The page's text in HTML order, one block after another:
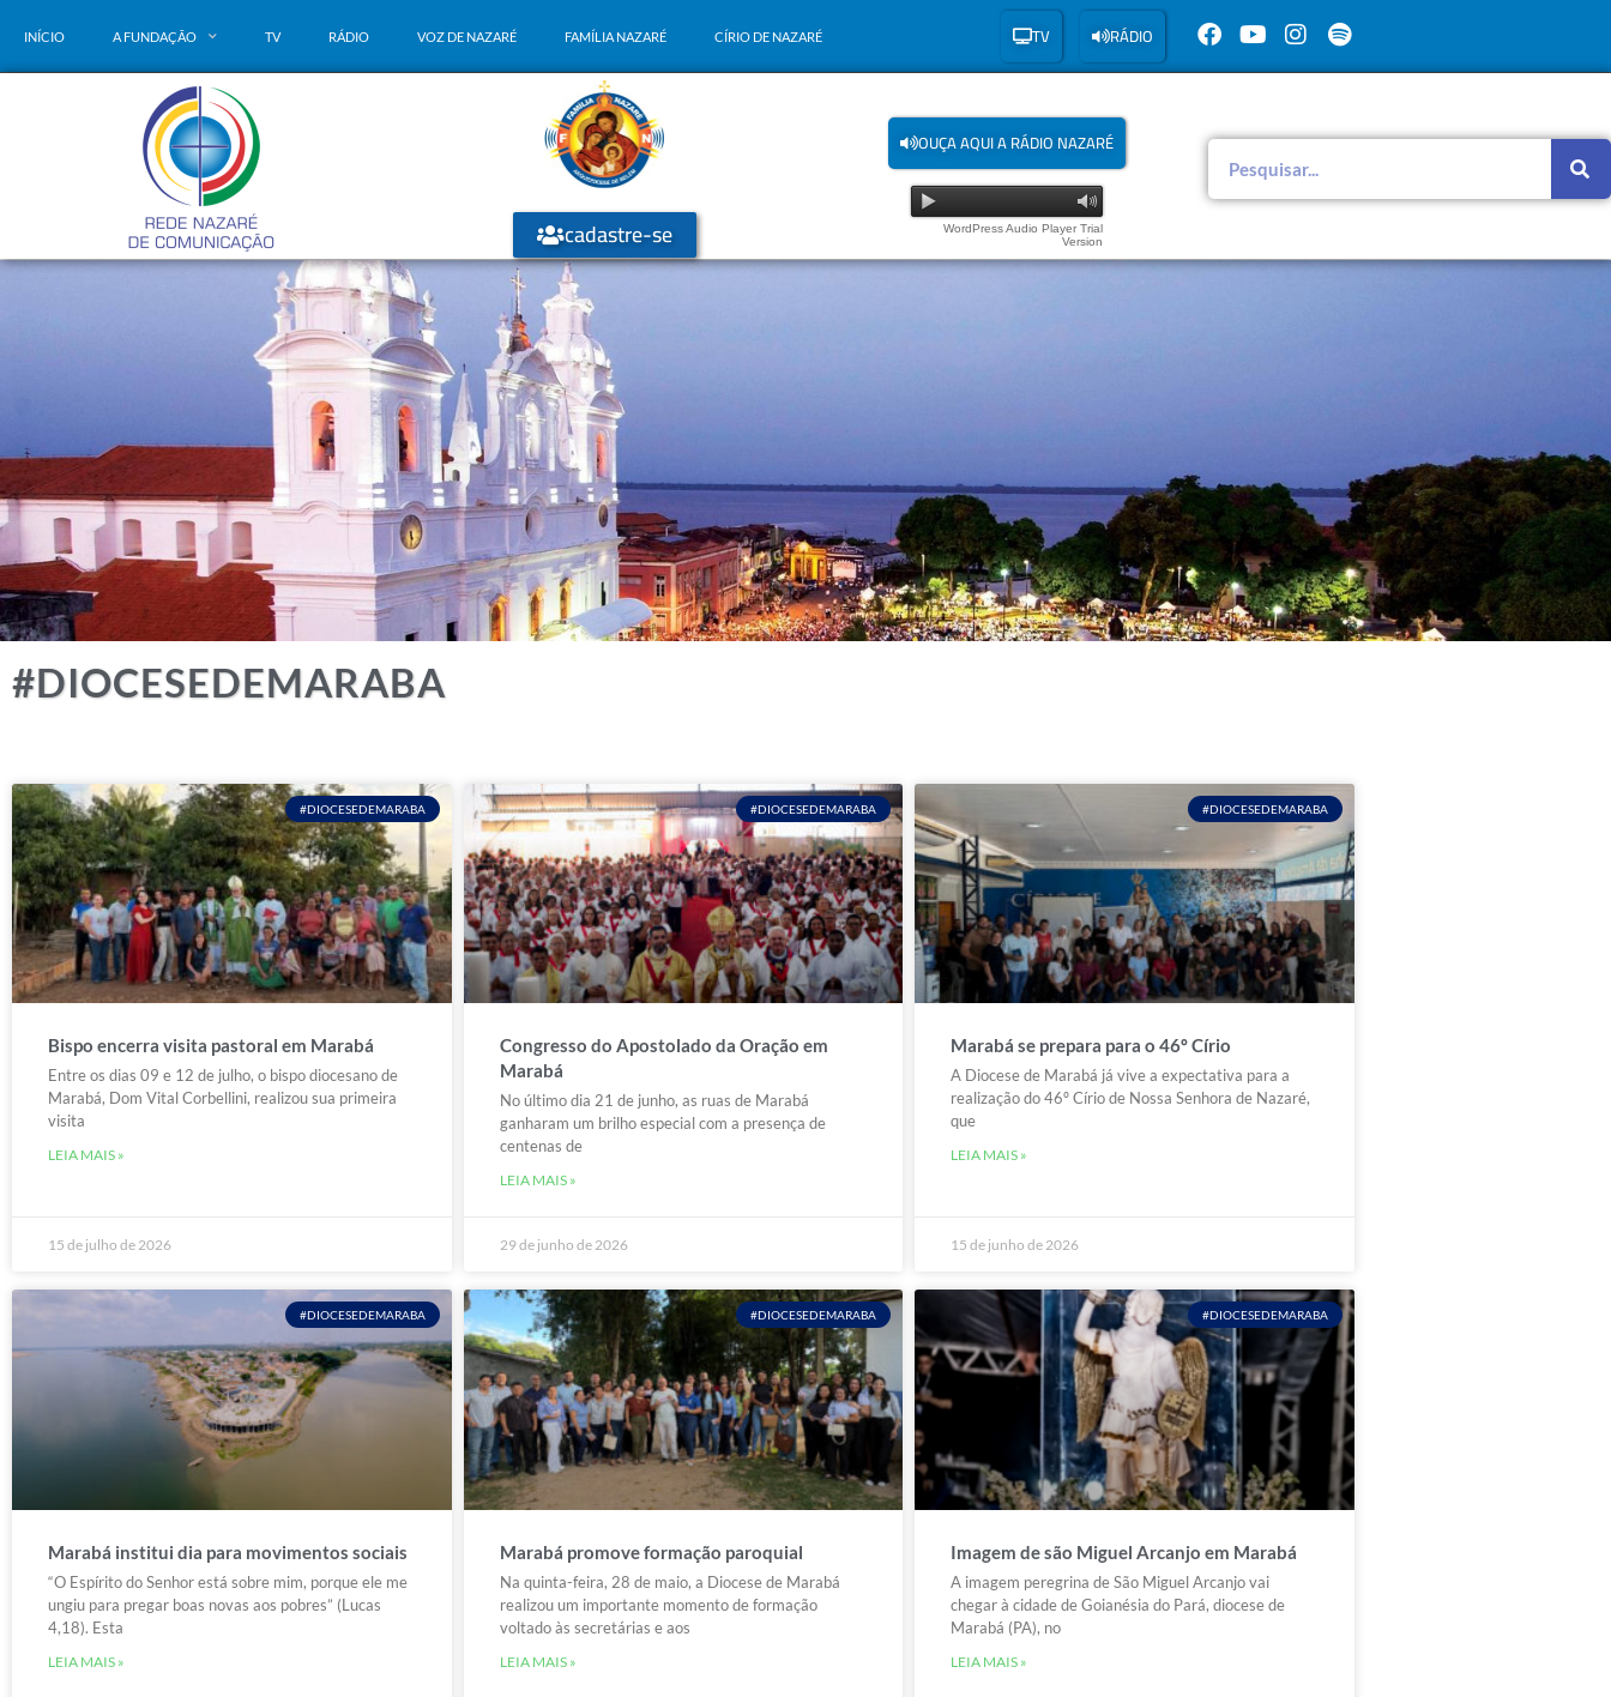
INÍCIO A FUNDAÇÃO TV RÁDIO VOZ DE NAZARÉ FAMÍLIA NAZARÉ CÍRIO DE NAZARÉ TV RÁDIO
cadastre-se
OUÇA AQUI A RÁDIO NAZARÉ
WordPress Audio Player Trial
Version
#DIOCESEDEMARABA
#DIOCESEDEMARABA
Bispo encerra visita pastoral em Marabá
Entre os dias 09 e 12 de julho, o bispo diocesano de
Marabá, Dom Vital Corbellini, realizou sua primeira
visita
LEIA MAIS »
15 de julho de 2026
#DIOCESEDEMARABA
Congresso do Apostolado da Oração em
Marabá
No último dia 21 de junho, as ruas de Marabá
ganharam um brilho especial com a presença de
centenas de
LEIA MAIS »
29 de junho de 2026
#DIOCESEDEMARABA
Marabá se prepara para o 46º Círio
A Diocese de Marabá já vive a expectativa para a
realização do 46º Círio de Nossa Senhora de Nazaré,
que
LEIA MAIS »
15 de junho de 2026
#DIOCESEDEMARABA
Marabá institui dia para movimentos sociais
“O Espírito do Senhor está sobre mim, porque ele me
ungiu para pregar boas novas aos pobres” (Lucas
4,18). Esta
LEIA MAIS »
#DIOCESEDEMARABA
Marabá promove formação paroquial
Na quinta-feira, 28 de maio, a Diocese de Marabá
realizou um importante momento de formação
voltado às secretárias e aos
LEIA MAIS »
#DIOCESEDEMARABA
Imagem de são Miguel Arcanjo em Marabá
A imagem peregrina de São Miguel Arcanjo vai
chegar à cidade de Goianésia do Pará, diocese de
Marabá (PA), no
LEIA MAIS »